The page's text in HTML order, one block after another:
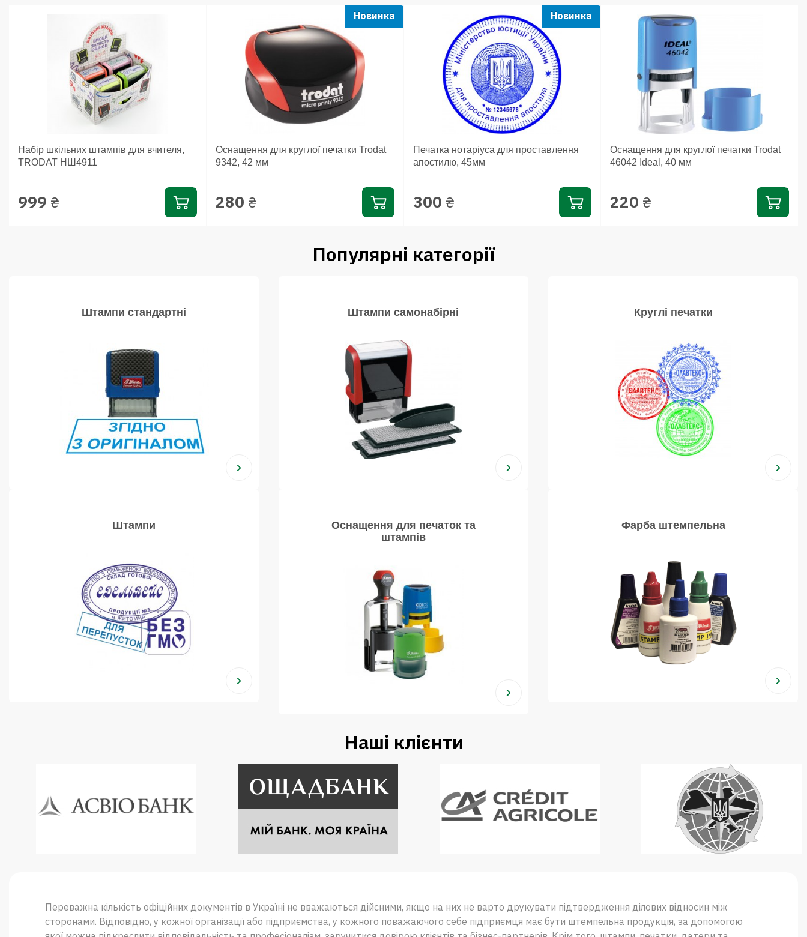
Набір шкільних штампів для вчителя,
TRODAT НШ4911
999 ₴
Новинка
Оснащення для круглої печатки Trodat
9342, 42 мм
280 ₴
Новинка
Печатка нотаріуса для проставлення
апостилю, 45мм
300 ₴
Оснащення для круглої печатки Trodat
46042 Ideal, 40 мм
220 ₴
Популярні категорії
Штампи стандартні Штампи самонабірні Круглі печатки
Штампи
Оснащення для печаток та
штампів
Фарба штемпельна
Наші клієнти
Переважна кількість офіційних документів в Україні не вважаються дійсними, якщо на них не варто друкувати підтвердження ділових відносин між
сторонами. Відповідно, у кожної організації або підприємства, у кожного поважаючого себе підприємця має бути штемпельна продукція, за допомогою